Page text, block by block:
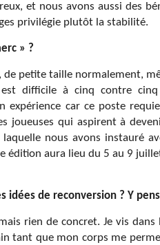
et nous avons aussi des
privilégie plutôt la stabilité.
» ?
de petite taille normalement,
difficile à cinq contre
expérience car ce poste
joueuses qui aspirent à
laquelle nous avons instauré
édition aura lieu du 5 au 9
de reconversion ? Y
rien de concret. Je vis
tant que mon corps me